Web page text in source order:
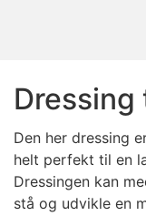
Den her dressing
helt perfekt til en
Dressingen kan
stå og udvikle en